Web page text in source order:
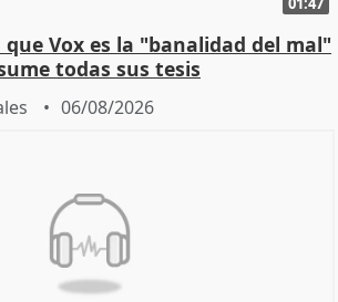
Vox es la "banalidad del mal"
todas sus tesis
06/08/2026